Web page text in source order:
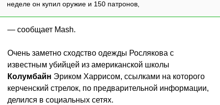
неделе он купил оружие и 150 патронов,
— сообщает Mash.
Очень заметно сходство одежды Рослякова с
известным убийцей из американской школы
Колумбайн Эриком Харрисом, ссылками на которого
керченский стрелок, по предварительной информации,
делился в социальных сетях.